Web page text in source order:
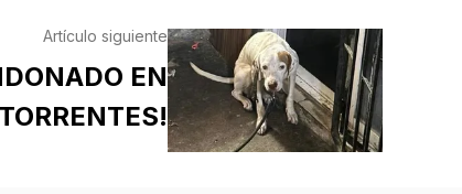
Artículo siguiente
EN
TORRENTES!